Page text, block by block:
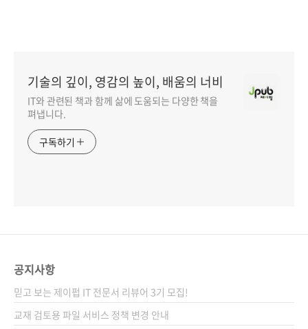
기술의 깊이, 영감의 높이, 배움의 너비
IT와 관련된 책과 함께 삶에 도움되는 다양한 책을
펴냅니다.
구독하기
공지사항
믿고 보는 제이펍 IT 전문서 리뷰어 3기 모집!
교재 검토용 파일 서비스 정책 변경 안내